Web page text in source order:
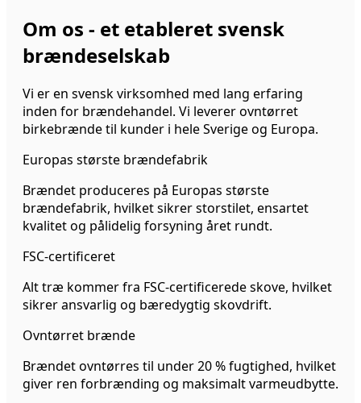
Om os - et etableret svensk
brændeselskab
Vi er en svensk virksomhed med lang erfaring
inden for brændehandel. Vi leverer ovntørret
birkebrænde til kunder i hele Sverige og Europa.
Europas største brændefabrik
Brændet produceres på Europas største
brændefabrik, hvilket sikrer storstilet, ensartet
kvalitet og pålidelig forsyning året rundt.
FSC-certificeret
Alt træ kommer fra FSC-certificerede skove, hvilket
sikrer ansvarlig og bæredygtig skovdrift.
Ovntørret brænde
Brændet ovntørres til under 20 % fugtighed, hvilket
giver ren forbrænding og maksimalt varmeudbytte.